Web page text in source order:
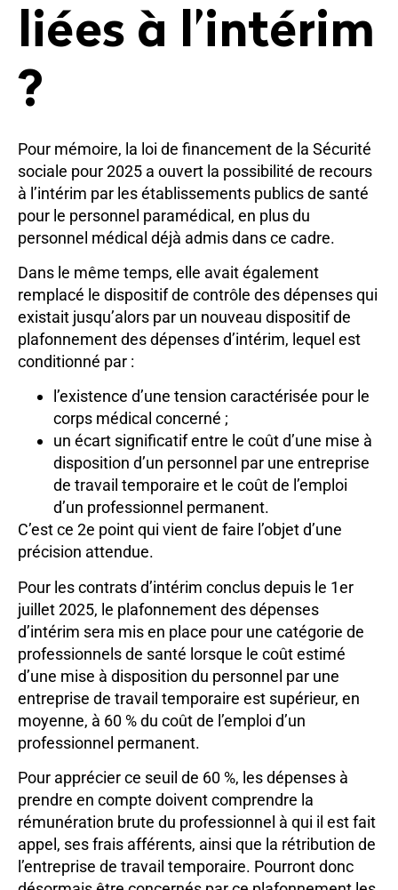
liées à l’intérim
?
Pour mémoire, la loi de financement de la Sécurité
sociale pour 2025 a ouvert la possibilité de recours
à l’intérim par les établissements publics de santé
pour le personnel paramédical, en plus du
personnel médical déjà admis dans ce cadre.
Dans le même temps, elle avait également
remplacé le dispositif de contrôle des dépenses qui
existait jusqu’alors par un nouveau dispositif de
plafonnement des dépenses d’intérim, lequel est
conditionné par :
l’existence d’une tension caractérisée pour le
corps médical concerné ;
un écart significatif entre le coût d’une mise à
disposition d’un personnel par une entreprise
de travail temporaire et le coût de l’emploi
d’un professionnel permanent.
C’est ce 2e point qui vient de faire l’objet d’une
précision attendue.
Pour les contrats d’intérim conclus depuis le 1er
juillet 2025, le plafonnement des dépenses
d’intérim sera mis en place pour une catégorie de
professionnels de santé lorsque le coût estimé
d’une mise à disposition du personnel par une
entreprise de travail temporaire est supérieur, en
moyenne, à 60 % du coût de l’emploi d’un
professionnel permanent.
Pour apprécier ce seuil de 60 %, les dépenses à
prendre en compte doivent comprendre la
rémunération brute du professionnel à qui il est fait
appel, ses frais afférents, ainsi que la rétribution de
l’entreprise de travail temporaire. Pourront donc